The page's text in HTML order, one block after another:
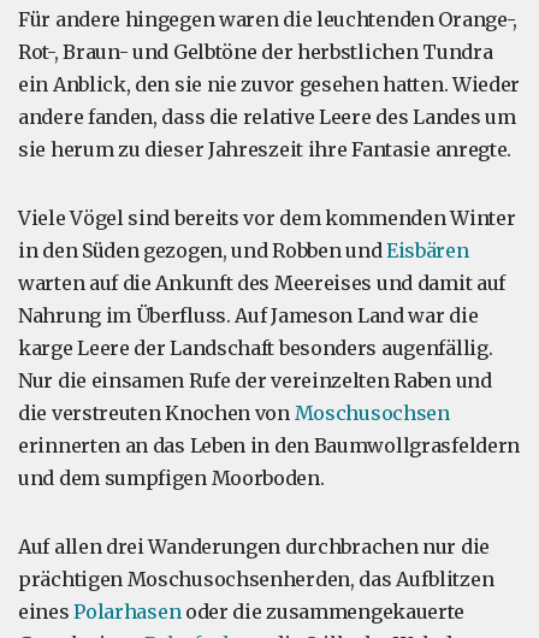
Für andere hingegen waren die leuchtenden Orange-,
Rot-, Braun- und Gelbtöne der herbstlichen Tundra
ein Anblick, den sie nie zuvor gesehen hatten. Wieder
andere fanden, dass die relative Leere des Landes um
sie herum zu dieser Jahreszeit ihre Fantasie anregte.
Viele Vögel sind bereits vor dem kommenden Winter
in den Süden gezogen, und Robben undEisbären
warten auf die Ankunft des Meereises und damit auf
Nahrung im Überfluss. Auf Jameson Land war die
karge Leere der Landschaft besonders augenfällig.
Nur die einsamen Rufe der vereinzelten Raben und
die verstreuten Knochen von Moschusochsen
erinnerten an das Leben in den Baumwollgrasfeldern
und dem sumpfigen Moorboden.
Auf allen drei Wanderungen durchbrachen nur die
prächtigen Moschusochsenherden, das Aufblitzen
einesPolarhasenoder die zusammengekauerte